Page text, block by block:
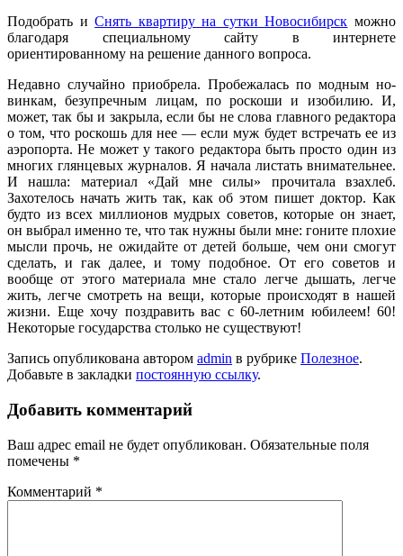
Подобрать иСнять квартиру на сутки Новосибирск можно
благодаря специальному сайту в интернете
ориентированному на решение данного вопроса.
Недавно случайно приобрела. Пробежалась по модным но­
винкам, безупречным лицам, по ро­скоши и изобилию. И,
может, так бы и закрыла, если бы не слова главного редактора
о том, что роскошь для нее — если муж будет встречать ее из
аэропорта. Не может у такого редак­тора быть просто один из
многих глян­цевых журналов. Я начала листать вни­мательнее.
И нашла: материал «Дай мне силы» прочитала взахлеб.
Захоте­лось начать жить так, как об этом пи­шет доктор. Как
будто из всех миллионов мудрых советов, которые он знает,
он выбрал именно те, что так нужны были мне: гоните плохие
мысли прочь, не ожидайте от детей больше, чем они смогут
сделать, и гак далее, и тому подобное. От его советов и
вообще от этого материала мне стало легче дышать, легче
жить, легче смотреть на вещи, которые про­исходят в нашей
жизни. Еще хочу поздравить вас с 60-лет­ним юбилеем! 60!
Некоторые государ­ства столько не существуют!
Запись опубликована автором admin в рубрике Полезное.
Добавьте в закладки постоянную ссылку.
Добавить комментарий
Ваш адрес email не будет опубликован. Обязательные поля
помечены *
Комментарий *